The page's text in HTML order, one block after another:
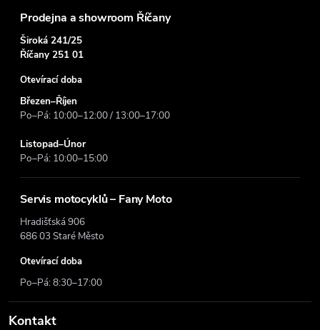
Prodejna a showroom Říčany
Široká 241/25
Říčany 251 01
Otevírací doba
Březen–Říjen
Po–Pá: 10:00–12:00 / 13:00–17:00
Listopad–Únor
Po–Pá: 10:00–15:00
Servis motocyklů – Fany Moto
Hradišťská 906
686 03 Staré Město
Otevírací doba
Po–Pá: 8:30–17:00
Kontakt